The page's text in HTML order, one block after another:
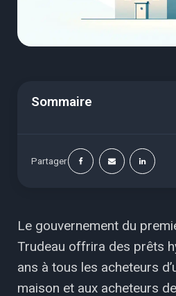
Sommaire
Partager
Le gouvernement du
Trudeau offrira des prêts
ans à tous les acheteurs
maison et aux acheteurs